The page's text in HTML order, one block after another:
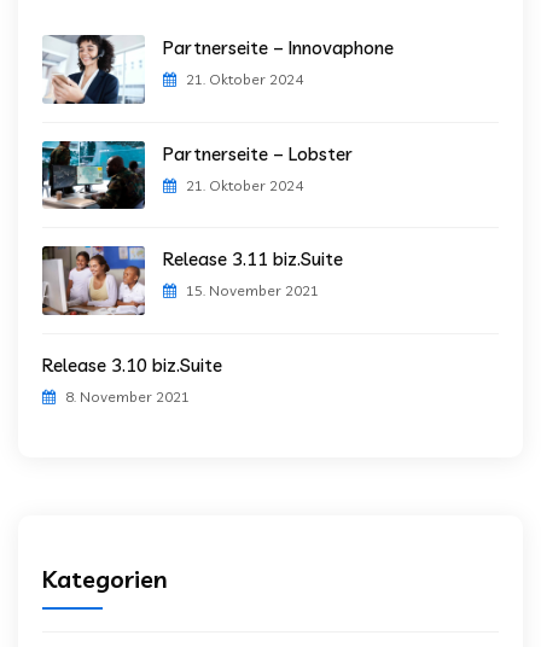
Partnerseite – Innovaphone
21. Oktober 2024
Partnerseite – Lobster
21. Oktober 2024
Release 3.11 biz.Suite
15. November 2021
Release 3.10 biz.Suite
8. November 2021
Kategorien